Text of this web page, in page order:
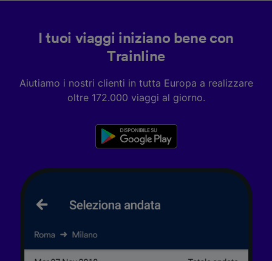
I tuoi viaggi iniziano bene con
Trainline
Aiutiamo i nostri clienti in tutta Europa a realizzare
oltre 172.000 viaggi al giorno.